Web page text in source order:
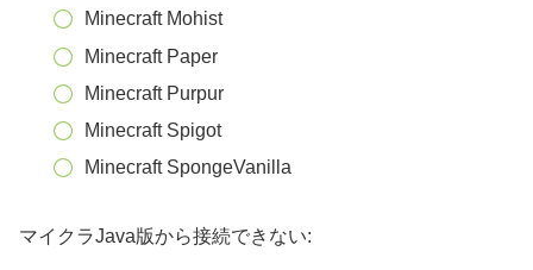
Minecraft Mohist
Minecraft Paper
Minecraft Purpur
Minecraft Spigot
Minecraft SpongeVanilla
マイクラJava版から接続できない: